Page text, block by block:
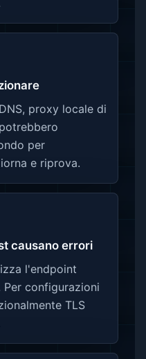
proxy locale di
per
e riprova.
causano errori
l'endpoint
Per configurazioni
TLS